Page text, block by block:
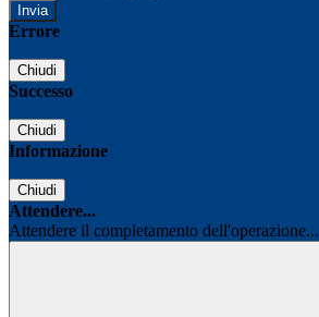
Errore
Chiudi
Successo
Chiudi
Informazione
Chiudi
Attendere...
Attendere il completamento dell'operazione...